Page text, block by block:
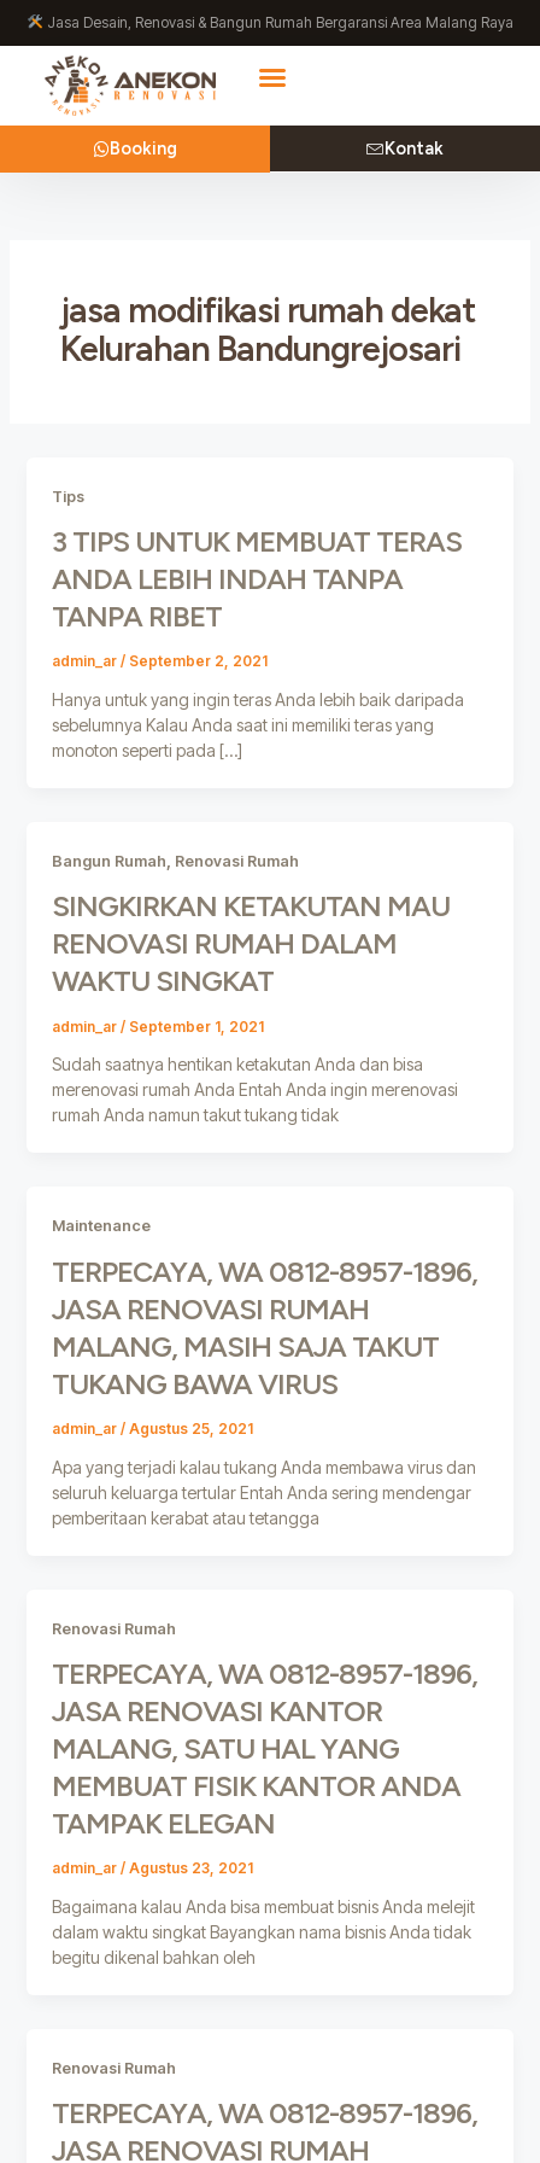
Lewati
Jasa Desain, Renovasi & Bangun Rumah Bergaransi Area Malang Raya
Booking Kontak
jasa modifikasi rumah dekat
Kelurahan Bandungrejosari
Tips
3 TIPS UNTUK MEMBUAT TERAS
ANDA LEBIH INDAH TANPA
TANPA RIBET
admin_ar / September 2, 2021
Hanya untuk yang ingin teras Anda lebih baik daripada
sebelumnya Kalau Anda saat ini memiliki teras yang
monoton seperti pada […]
Bangun Rumah Renovasi Rumah
SINGKIRKAN KETAKUTAN MAU
RENOVASI RUMAH DALAM
WAKTU SINGKAT
admin_ar / September 1, 2021
Sudah saatnya hentikan ketakutan Anda dan bisa
merenovasi rumah Anda Entah Anda ingin merenovasi
rumah Anda namun takut tukang tidak
Maintenance
TERPECAYA, WA 0812-8957-1896,
JASA RENOVASI RUMAH
MALANG, MASIH SAJA TAKUT
TUKANG BAWA VIRUS
admin_ar / Agustus 25, 2021
Apa yang terjadi kalau tukang Anda membawa virus dan
seluruh keluarga tertular Entah Anda sering mendengar
pemberitaan kerabat atau tetangga
Renovasi Rumah
TERPECAYA, WA 0812-8957-1896,
JASA RENOVASI KANTOR
MALANG, SATU HAL YANG
MEMBUAT FISIK KANTOR ANDA
TAMPAK ELEGAN
admin_ar / Agustus 23, 2021
Bagaimana kalau Anda bisa membuat bisnis Anda melejit
dalam waktu singkat Bayangkan nama bisnis Anda tidak
begitu dikenal bahkan oleh
Renovasi Rumah
TERPECAYA, WA 0812-8957-1896,
JASA RENOVASI RUMAH